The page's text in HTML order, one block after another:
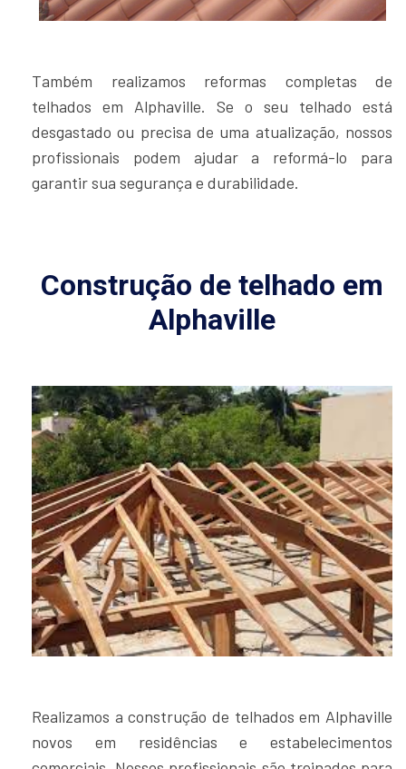
Também realizamos reformas completas de
telhados em Alphaville. Se o seu telhado está
desgastado ou precisa de uma atualização, nossos
profissionais podem ajudar a reformá-lo para
garantir sua segurança e durabilidade.
Construção de telhado em
Alphaville
Realizamos a construção de telhados em Alphaville
novos em residências e estabelecimentos